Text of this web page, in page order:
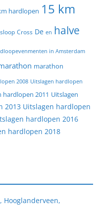
hardlopen 15 km
Cross De en halve
in Amsterdam
marathon
2008 Uitslagen hardlopen
hardlopen 2011 Uitslagen
2013 Uitslagen hardlopen
hardlopen 2016
hardlopen 2018
Hooglanderveen,